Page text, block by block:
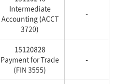
Intermediate
Accounting (ACCT
3720)
-
15120828
Payment for Trade
(FIN 3555)
-